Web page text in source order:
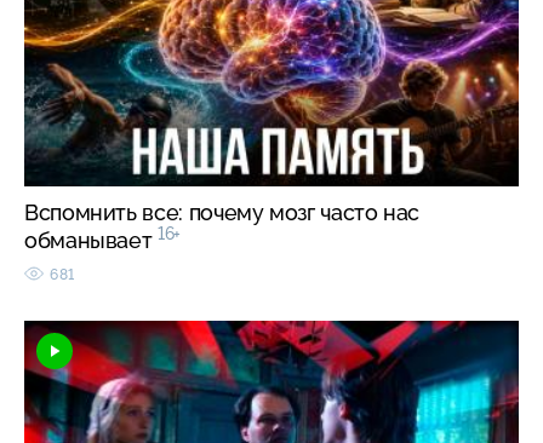
Вспомнить все: почему мозг часто нас
обманывает 16+
681